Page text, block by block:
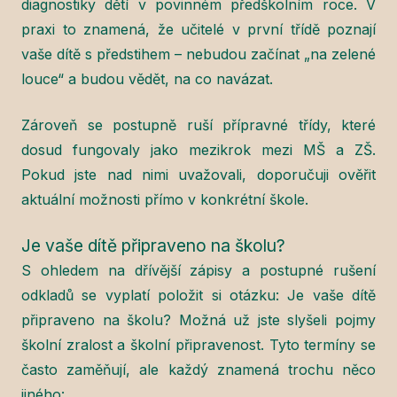
diagnostiky dětí v povinném předškolním roce. V
praxi to znamená, že učitelé v první třídě poznají
vaše dítě s předstihem – nebudou začínat „na zelené
louce“ a budou vědět, na co navázat.
Zároveň se postupně ruší přípravné třídy, které
dosud fungovaly jako mezikrok mezi MŠ a ZŠ.
Pokud jste nad nimi uvažovali, doporučuji ověřit
aktuální možnosti přímo v konkrétní škole.
Je vaše dítě připraveno na školu?
S ohledem na dřívější zápisy a postupné rušení
odkladů se vyplatí položit si otázku: Je vaše dítě
připraveno na školu? Možná už jste slyšeli pojmy
školní zralost a školní připravenost. Tyto termíny se
často zaměňují, ale každý znamená trochu něco